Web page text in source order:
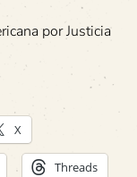
por Justicia
X
Threads